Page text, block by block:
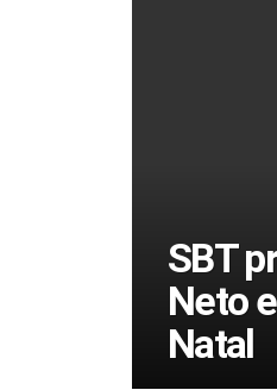
SBT
Neto
Natal